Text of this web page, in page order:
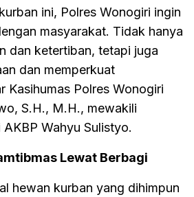
ini, Polres Wonogiri ingin
masyarakat. Tidak hanya
dan ketertiban, tetapi juga
dan memperkuat
Kasihumas Polres Wonogiri
S.H., M.H., mewakili
Wahyu Sulistyo.
Lewat Berbagi
hewan kurban yang dihimpun